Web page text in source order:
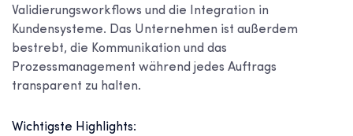
Validierungsworkflows und die Integration in
Kundensysteme. Das Unternehmen ist außerdem
bestrebt, die Kommunikation und das
Prozessmanagement während jedes Auftrags
transparent zu halten.
Wichtigste Highlights: